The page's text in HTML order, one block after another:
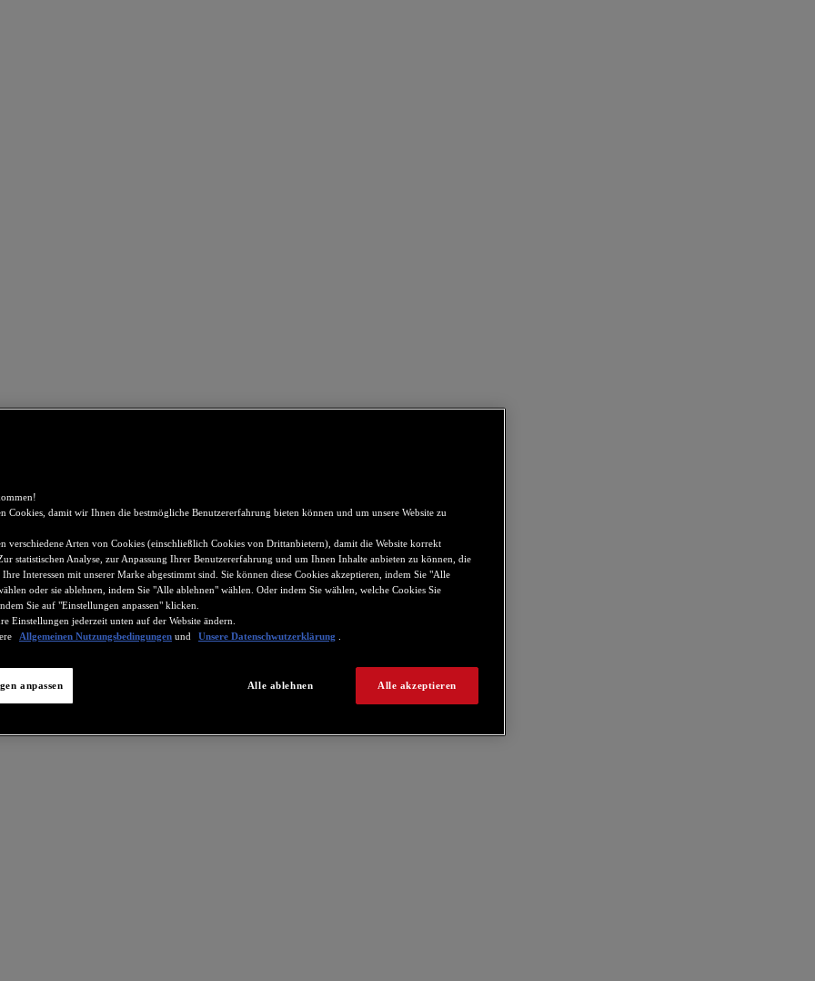
Cookies, damit wir Ihnen die bestmögliche Benutzererfahrung bieten können und um unsere Website zu
verschiedene Arten von Cookies (einschließlich Cookies von Drittanbietern), damit die Website korrekt
statistischen Analyse, zur Anpassung Ihrer Benutzererfahrung und um Ihnen Inhalte anbieten zu können, die
Ihre Interessen mit unserer Marke abgestimmt sind. Sie können diese Cookies akzeptieren, indem Sie "Alle
oder sie ablehnen, indem Sie "Alle ablehnen" wählen. Oder indem Sie wählen, welche Cookies Sie
Sie auf "Einstellungen anpassen" klicken.
Einstellungen jederzeit unten auf der Website ändern.
Allgemeinen Nutzungsbedingungen und Unsere Datenschwutzerklärung
Alle ablehnen Alle akzeptieren
anpassen